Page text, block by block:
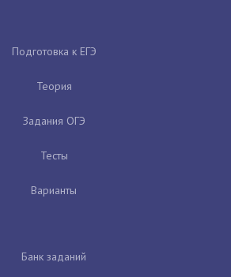
Подготовка к ЕГЭ
Теория
Задания ОГЭ
Тесты
Варианты
Банк заданий